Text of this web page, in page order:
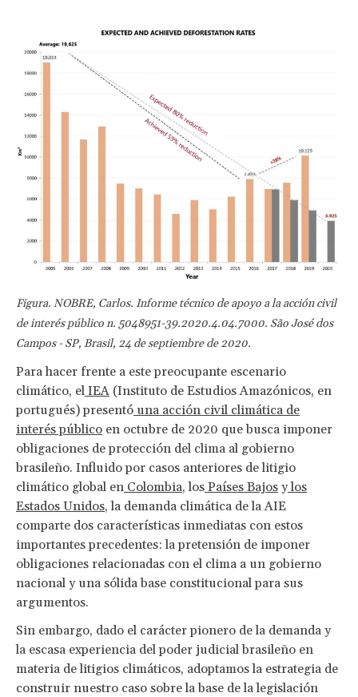
Figura. NOBRE, Carlos. Informe técnico de apoyo a la acción civil
de interés público n. 5048951-39.2020.4.04.7000. São José dos
Campos - SP, Brasil, 24 de septiembre de 2020.
Para hacer frente a este preocupante escenario
climático, el IEA (Instituto de Estudios Amazónicos, en
portugués) presentó una acción civil climática de
interés público en octubre de 2020 que busca imponer
obligaciones de protección del clima al gobierno
brasileño. Influido por casos anteriores de litigio
climático global en Colombia, los Países Bajos ylos
Estados Unidos, la demanda climática de la AIE
comparte dos características inmediatas con estos
importantes precedentes: la pretensión de imponer
obligaciones relacionadas con el clima a un gobierno
nacional y una sólida base constitucional para sus
argumentos.
Sin embargo, dado el carácter pionero de la demanda y
la escasa experiencia del poder judicial brasileño en
materia de litigios climáticos, adoptamos la estrategia de
construir nuestro caso sobre la base de la legislación